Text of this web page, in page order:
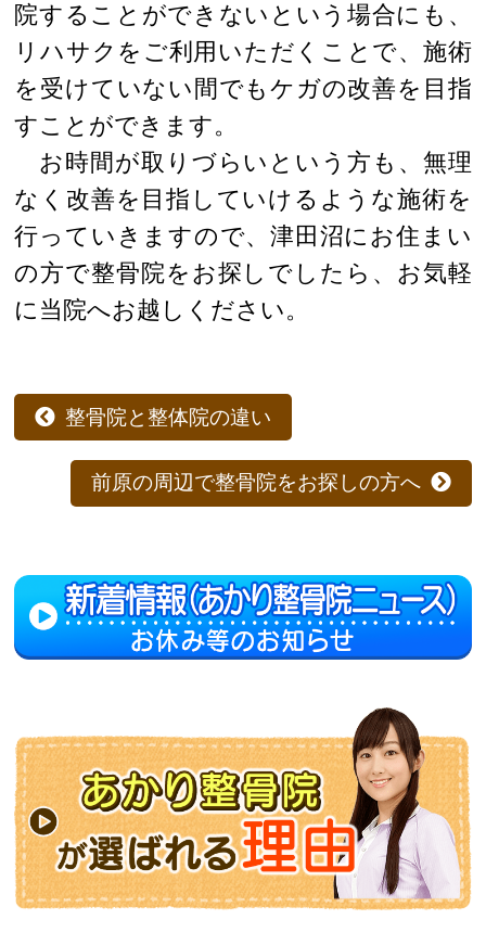
院することができないという場合にも、
リハサクをご利用いただくことで、施術
を受けていない間でもケガの改善を目指
すことができます。
お時間が取りづらいという方も、無理
なく改善を目指していけるような施術を
行っていきますので、津田沼にお住まい
の方で整骨院をお探しでしたら、お気軽
に当院へお越しください。
整骨院と整体院の違い
前原の周辺で整骨院をお探しの方へ